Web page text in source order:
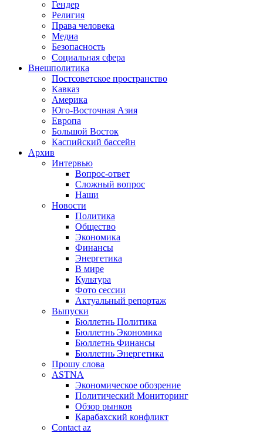
Гендер
Религия
Права человека
Медиа
Безопасность
Социальная сфера
Внешполитика
Постсоветское пространство
Кавказ
Америка
Юго-Восточная Азия
Европа
Большой Восток
Каспийский бассейн
Архив
Интервью
Вопрос-ответ
Сложный вопрос
Наши
Новости
Политика
Общество
Экономика
Финансы
Энергетика
В мире
Культура
Фото сессии
Актуальный репортаж
Выпуски
Бюллетнь Политика
Бюллетнь Экономика
Бюллетнь Финансы
Бюллетнь Энергетика
Прошу слова
ASTNA
Экономическое обозрение
Политический Мониторинг
Обзор рынков
Карабахский конфликт
Contact az